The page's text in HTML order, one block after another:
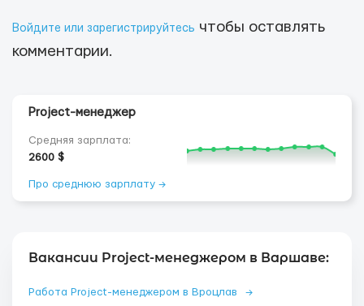
Войдите или зарегистрируйтесь чтобы оставлять
комментарии.
Project-менеджер
Средняя зарплата:
2600 $
Про среднюю зарплату →
Вакансии Project-менеджером в Варшаве:
Работа Project-менеджером в Вроцлав →